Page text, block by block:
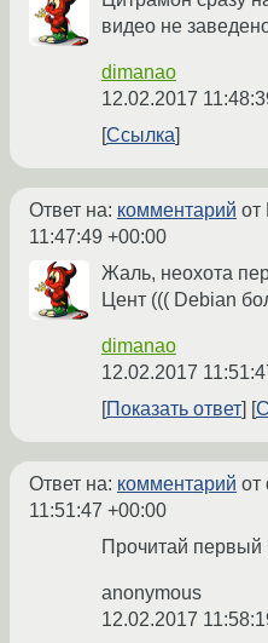
видео не
dimanao
12.02.2017
Ссылка
Ответ на: комментарий от
11:47:49 +00:00
Жаль, неохота
Цент ((( Debian
dimanao
12.02.2017
Показать ответ
Ответ на: комментарий от
11:51:47 +00:00
Прочитай первый
anonymous
12.02.2017